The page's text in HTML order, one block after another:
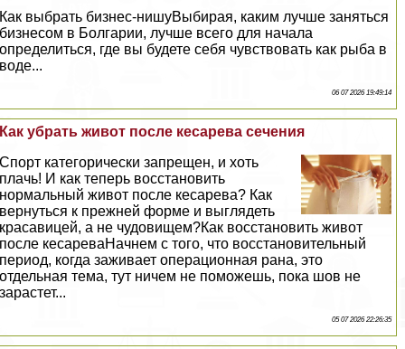
Как выбрать бизнес-нишуВыбирая, каким лучше заняться
бизнесом в Болгарии, лучше всего для начала
определиться, где вы будете себя чувствовать как рыба в
воде...
06 07 2026 19:49:14
Как убрать живот после кесарева сечения
Спорт категорически запрещен, и хоть
плачь! И как теперь восстановить
нормальный живот после кесарева? Как
вернуться к прежней форме и выглядеть
красавицей, а не чудовищем?Как восстановить живот
после кесареваНачнем с того, что восстановительный
период, когда заживает операционная рана, это
отдельная тема, тут ничем не поможешь, пока шов не
зарастет...
05 07 2026 22:26:35